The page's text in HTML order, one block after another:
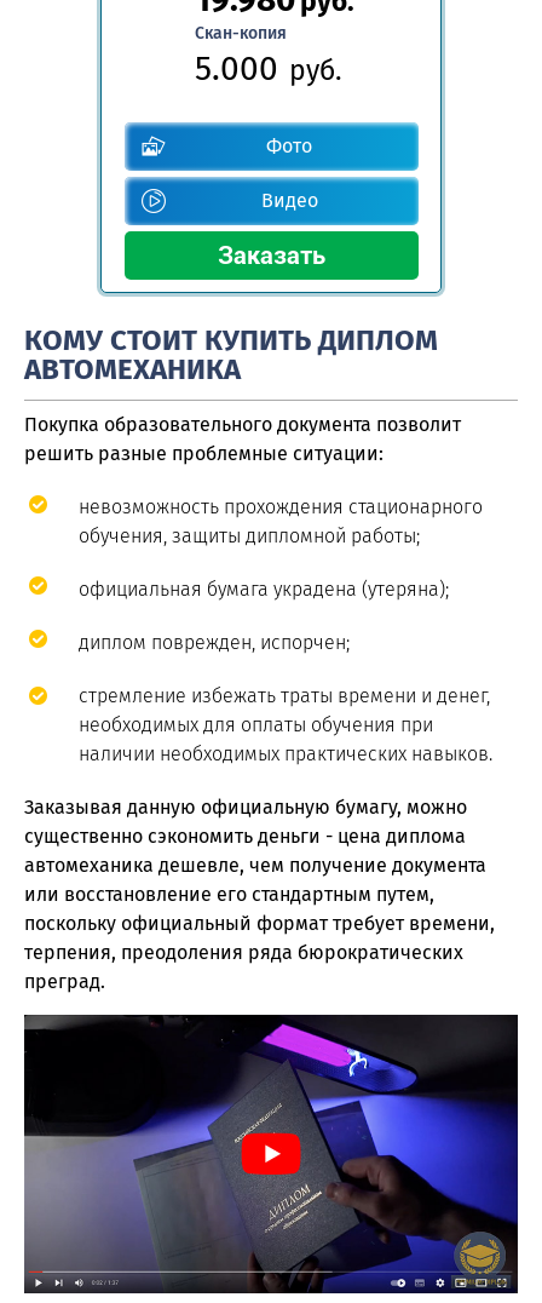
Скан-копия
5.000 руб.
Фото
Видео
КОМУ СТОИТ КУПИТЬ ДИПЛОМ
АВТОМЕХАНИКА
Покупка образовательного документа позволит
решить разные проблемные ситуации:
невозможность прохождения стационарного
обучения, защиты дипломной работы;
официальная бумага украдена (утеряна);
диплом поврежден, испорчен;
стремление избежать траты времени и денег,
необходимых для оплаты обучения при
наличии необходимых практических навыков.
Заказывая данную официальную бумагу, можно
существенно сэкономить деньги - цена диплома
автомеханика дешевле, чем получение документа
или восстановление его стандартным путем,
поскольку официальный формат требует времени,
терпения, преодоления ряда бюрократических
преград.